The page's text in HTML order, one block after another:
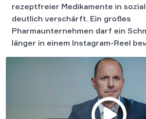
rezeptfreier Medikamente in
deutlich verschärft. Ein großes
Pharmaunternehmen darf ein
länger in einem Instagram-Reel